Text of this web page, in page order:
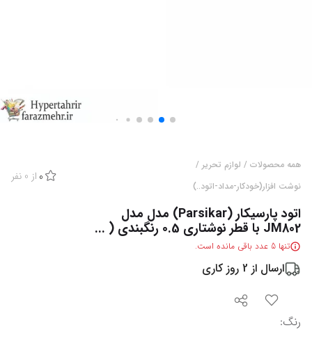
همه محصولات / لوازم تحریر /
نوشت افزار(خودکار-مداد-اتود..)
0 از 0 نفر
اتود پارسیکار (Parsikar) مدل مدل
JM802 با قطر نوشتاری 0.5 رنگبندی ( ...
تنها 5 عدد باقی مانده است.
ارسال از 2 روز کاری
رنگ: